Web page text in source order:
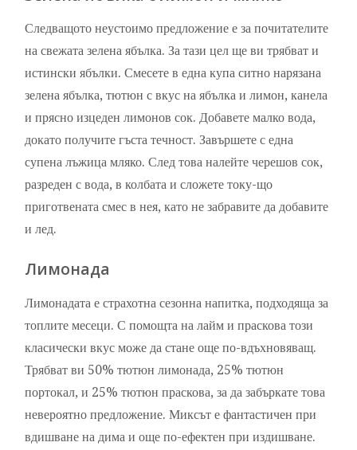
Следващото неустоимо предложение е за почитателите
на свежата зелена ябълка. За тази цел ще ви трябват и
истински ябълки. Смесете в една купа ситно нарязана
зелена ябълка, тютюн с вкус на ябълка и лимон, канела
и прясно изцеден лимонов сок. Добавете малко вода,
докато получите гъста течност. Завършете с една
супена лъжица мляко. След това налейте черешов сок,
разреден с вода, в колбата и сложете току-що
приготвената смес в нея, като не забравите да добавите
и лед.
Лимонада
Лимонадата е страхотна сезонна напитка, подходяща за
топлите месеци. С помощта на лайм и праскова този
класически вкус може да стане още по-вдъхновяващ.
Трябват ви 50% тютюн лимонада, 25% тютюн
портокал, и 25% тютюн праскова, за да забъркате това
невероятно предложение. Миксът е фантастичен при
вдишване на дима и още по-ефектен при издишване.